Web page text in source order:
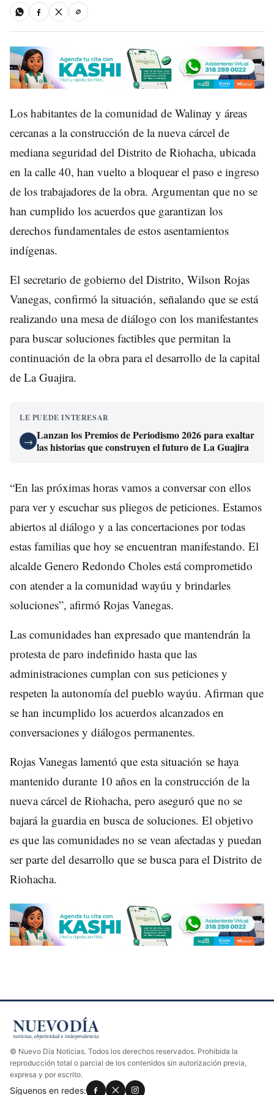
Los habitantes de la comunidad de Walinay y áreas
cercanas a la construcción de la nueva cárcel de
mediana seguridad del Distrito de Riohacha, ubicada
en la calle 40, han vuelto a bloquear el paso e ingreso
de los trabajadores de la obra. Argumentan que no se
han cumplido los acuerdos que garantizan los
derechos fundamentales de estos asentamientos
indígenas.
El secretario de gobierno del Distrito, Wilson Rojas
Vanegas, confirmó la situación, señalando que se está
realizando una mesa de diálogo con los manifestantes
para buscar soluciones factibles que permitan la
continuación de la obra para el desarrollo de la capital
de La Guajira.
LE PUEDE INTERESAR
→ Lanzan los Premios de Periodismo 2026 para exaltar
las historias que construyen el futuro de La Guajira
“En las próximas horas vamos a conversar con ellos
para ver y escuchar sus pliegos de peticiones. Estamos
abiertos al diálogo y a las concertaciones por todas
estas familias que hoy se encuentran manifestando. El
alcalde Genero Redondo Choles está comprometido
con atender a la comunidad wayúu y brindarles
soluciones”, afirmó Rojas Vanegas.
Las comunidades han expresado que mantendrán la
protesta de paro indefinido hasta que las
administraciones cumplan con sus peticiones y
respeten la autonomía del pueblo wayúu. Afirman que
se han incumplido los acuerdos alcanzados en
conversaciones y diálogos permanentes.
Rojas Vanegas lamentó que esta situación se haya
mantenido durante 10 años en la construcción de la
nueva cárcel de Riohacha, pero aseguró que no se
bajará la guardia en busca de soluciones. El objetivo
es que las comunidades no se vean afectadas y puedan
ser parte del desarrollo que se busca para el Distrito de
Riohacha.
© Nuevo Día Noticias. Todos los derechos reservados. Prohibida la
reproducción total o parcial de los contenidos sin autorización previa,
expresa y por escrito.
Síguenos en redes: